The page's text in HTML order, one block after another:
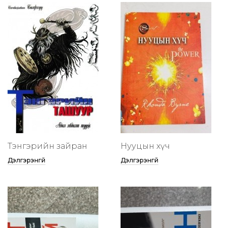
Тэнгэрийн зайран
Дэлгэрэнгүй
Нууцын хүч
Дэлгэрэнгүй